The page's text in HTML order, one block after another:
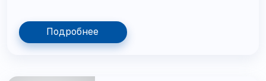
Подробнее